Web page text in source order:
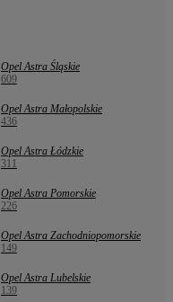
Opel Astra Śląskie
609
Opel Astra Małopolskie
436
Opel Astra Łódzkie
311
Opel Astra Pomorskie
226
Opel Astra Zachodniopomorskie
149
Opel Astra Lubelskie
139